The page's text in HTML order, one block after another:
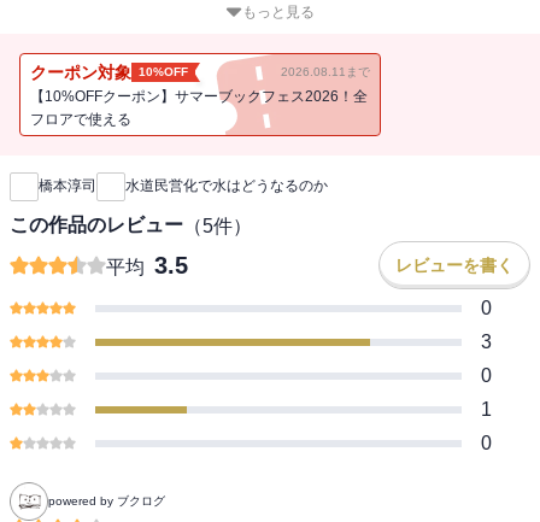
が・・・・・・．水道の基本知識，「民営化」の懸念材料，小規模
治体双方に役立つハンドブック．
もっと見る
クーポン対象 10%OFF 2026.08.11まで
【10%OFFクーポン】サマーブックフェス2026！全
フロアで使える
新刊通知
橋本淳司 水道民営化で水はどうなるのか
この作品のレビュー （5件）
平均 3.5 レビューを書く
0
3
0
1
0
powered by ブクログ